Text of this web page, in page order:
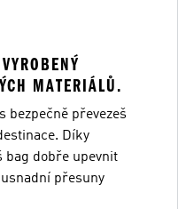
MATERIÁLŮ.
bezpečně převezeš
Díky
bag dobře upevnit
přesuny